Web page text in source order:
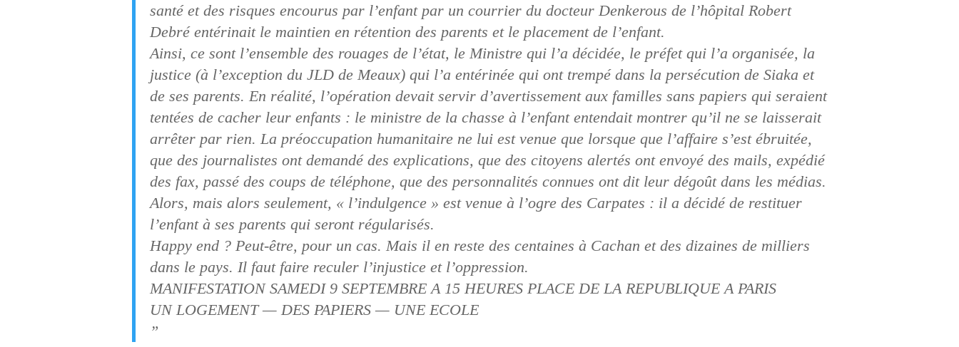
santé et des risques encourus par l’enfant par un courrier du docteur Denkerous de l’hôpital Robert
Debré entérinait le maintien en rétention des parents et le placement de l’enfant.
Ainsi, ce sont l’ensemble des rouages de l’état, le Ministre qui l’a décidée, le préfet qui l’a organisée, la
justice (à l’exception du JLD de Meaux) qui l’a entérinée qui ont trempé dans la persécution de Siaka et
de ses parents. En réalité, l’opération devait servir d’avertissement aux familles sans papiers qui seraient
tentées de cacher leur enfants : le ministre de la chasse à l’enfant entendait montrer qu’il ne se laisserait
arrêter par rien. La préoccupation humanitaire ne lui est venue que lorsque que l’affaire s’est ébruitée,
que des journalistes ont demandé des explications, que des citoyens alertés ont envoyé des mails, expédié
des fax, passé des coups de téléphone, que des personnalités connues ont dit leur dégoût dans les médias.
Alors, mais alors seulement, « l’indulgence » est venue à l’ogre des Carpates : il a décidé de restituer
l’enfant à ses parents qui seront régularisés.
Happy end ? Peut-être, pour un cas. Mais il en reste des centaines à Cachan et des dizaines de milliers
dans le pays. Il faut faire reculer l’injustice et l’oppression.
MANIFESTATION SAMEDI 9 SEPTEMBRE A 15 HEURES PLACE DE LA REPUBLIQUE A PARIS
UN LOGEMENT — DES PAPIERS — UNE ECOLE
”